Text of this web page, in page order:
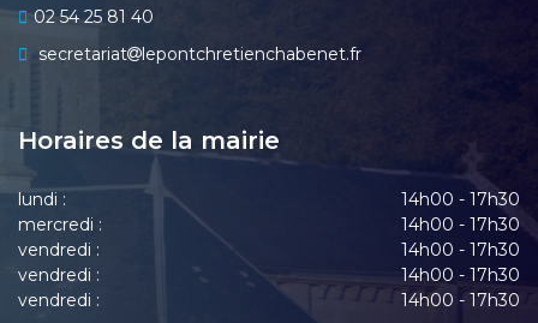
02 54 25 81 40
secretariat
lepontchretienchabenet.fr
Horaires de la mairie
lundi :
14h00 - 17h30
mercredi :
14h00 - 17h30
vendredi :
14h00 - 17h30
vendredi :
14h00 - 17h30
vendredi :
14h00 - 17h30